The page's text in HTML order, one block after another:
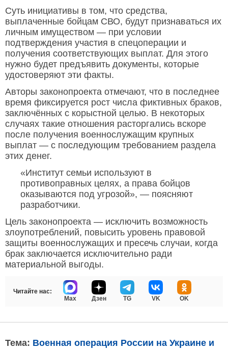
Суть инициативы в том, что средства,
выплаченные бойцам СВО, будут признаваться их
личным имуществом — при условии
подтверждения участия в спецоперации и
получения соответствующих выплат. Для этого
нужно будет предъявить документы, которые
удостоверяют эти факты.
Авторы законопроекта отмечают, что в последнее
время фиксируется рост числа фиктивных браков,
заключённых с корыстной целью. В некоторых
случаях такие отношения расторгались вскоре
после получения военнослужащим крупных
выплат — с последующим требованием раздела
этих денег.
«Институт семьи используют в
противоправных целях, а права бойцов
оказываются под угрозой», — поясняют
разработчики.
Цель законопроекта — исключить возможность
злоупотреблений, повысить уровень правовой
защиты военнослужащих и пресечь случаи, когда
брак заключается исключительно ради
материальной выгоды.
Читайте нас:
Max
Дзен TG VK OK
Тема: Военная операция России на Украине и